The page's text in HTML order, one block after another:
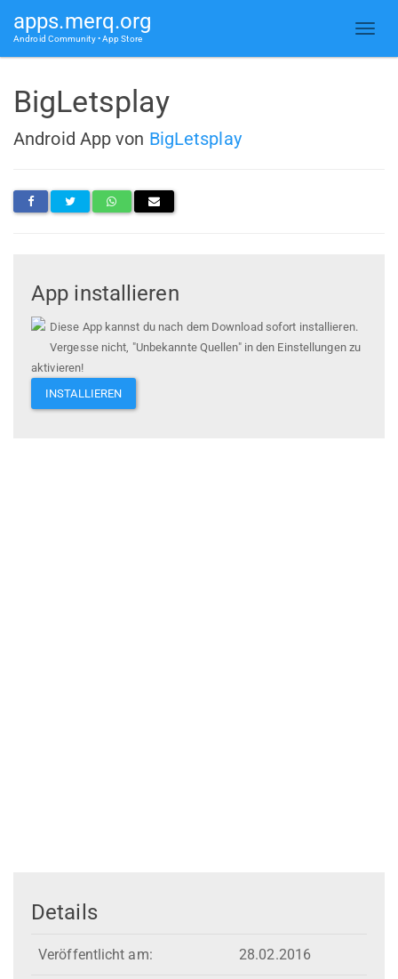
apps.merq.org
Android Community • App Store
BigLetsplay
Android App von BigLetsplay
App installieren
Diese App kannst du nach dem Download sofort installieren.
Vergesse nicht, "Unbekannte Quellen" in den Einstellungen zu
aktivieren!
INSTALLIEREN
Details
Veröffentlicht am: 28.02.2016